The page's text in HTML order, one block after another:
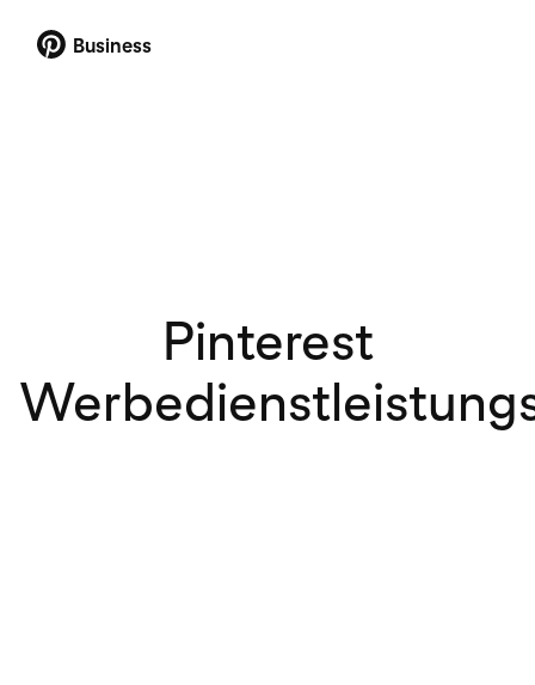
Business
Pinterest